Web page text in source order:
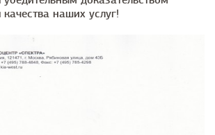
наших услуг!